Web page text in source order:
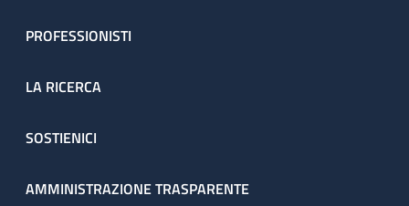
PROFESSIONISTI
LA RICERCA
SOSTIENICI
AMMINISTRAZIONE TRASPARENTE